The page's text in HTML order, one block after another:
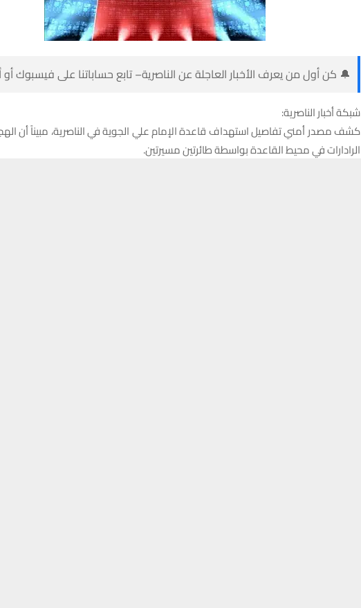
🔔 كن أول من يعرف الأخبار العاجلة عن الناصرية– تابع حساباتنا على فيسبوك
شبكة أخبار الناصرية:
كشف مصدر أمني تفاصيل استهداف قاعدة الإمام علي الجوية في الناصرية، مبيناً أن
الرادارات في محيط القاعدة بواسطة طائرتين مسيرتين.